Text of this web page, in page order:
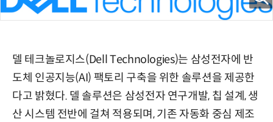
델 테크놀로지스(Dell Technologies)는 삼성전자에 반
도체 인공지능(AI) 팩토리 구축을 위한 솔루션을 제공한
다고 밝혔다. 델 솔루션은 삼성전자 연구개발, 칩 설계, 생
산 시스템 전반에 걸쳐 적용되며, 기존 자동화 중심 제조